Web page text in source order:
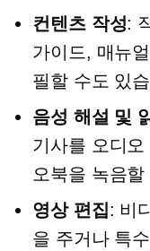
컨텐츠 작성:
가이드, 매뉴
필할 수도 있
음성 해설 및
기사를 오디오
오북을 녹음
영상 편집: 비
을 주거나 특